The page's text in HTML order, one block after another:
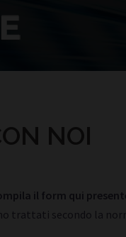
NOI
il form qui
trattati secondo la